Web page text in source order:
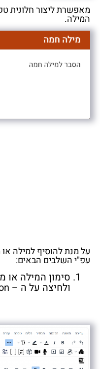
מאפשרת ליצור חלונית
המילה.
על מנת להוסיף למילה או
עפ"י השלבים הבאים:
סימון המילה או
ולחיצה על ה – icon המסומן: